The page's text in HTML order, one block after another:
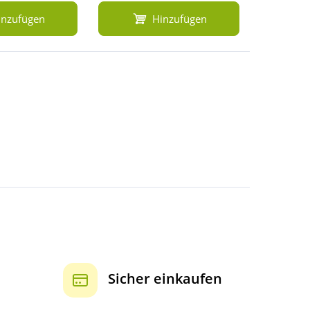
Hinzufügen
Sicher einkaufen